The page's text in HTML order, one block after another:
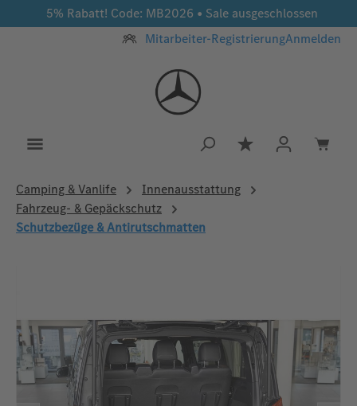
Zum Hauptinhalt springen
5% Rabatt! Code: MB2026 • Sale ausgeschlossen
Mitarbeiter-RegistrierungAnmelden
Du hast 0
Camping & Vanlife
Innenausstattung
Fahrzeug- & Gepäckschutz
Schutzbezüge & Antirutschmatten